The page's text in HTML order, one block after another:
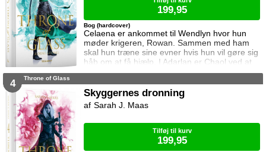
Celaena er ankommet til Wendlyn hvor hun
møder krigeren, Rowan. Sammen med ham
skal hun træne sine evner hvis hun vil gøre sig
håb om at få hjælp. I Adarlan er Chaol ved at
finde sin efterfølger. Han er dog slet ikke klar
som han nu prøver at beskytte mere end før.
Dorian har lagt afstand til Chaol siden Chaol
opdagede hans magi. Han prøver at
Bog (hardcover)
199,95
4 Throne of Glass
Skyggernes dronning
Sarah J. Maas
Tilføj til kurv
199,95